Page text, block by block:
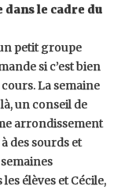
le cadre du
petit groupe
si c’est bien
La semaine
un conseil de
arrondissement
des sourds et
élèves et Cécile,